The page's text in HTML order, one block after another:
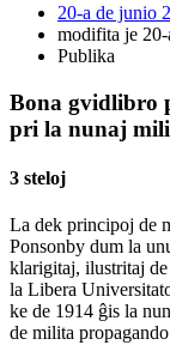
20-a de junio
modifita je
Publika
Bona gvidlibro
pri la nunaj
3 steloj
La dek principoj de
Ponsonby dum la
klarigitaj, ilustritaj
la Libera
ke de 1914 ĝis la
de milita